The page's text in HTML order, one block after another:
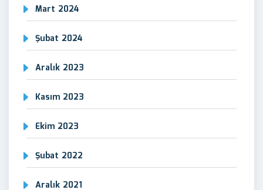
Mart 2024
Şubat 2024
Aralık 2023
Kasım 2023
Ekim 2023
Şubat 2022
Aralık 2021